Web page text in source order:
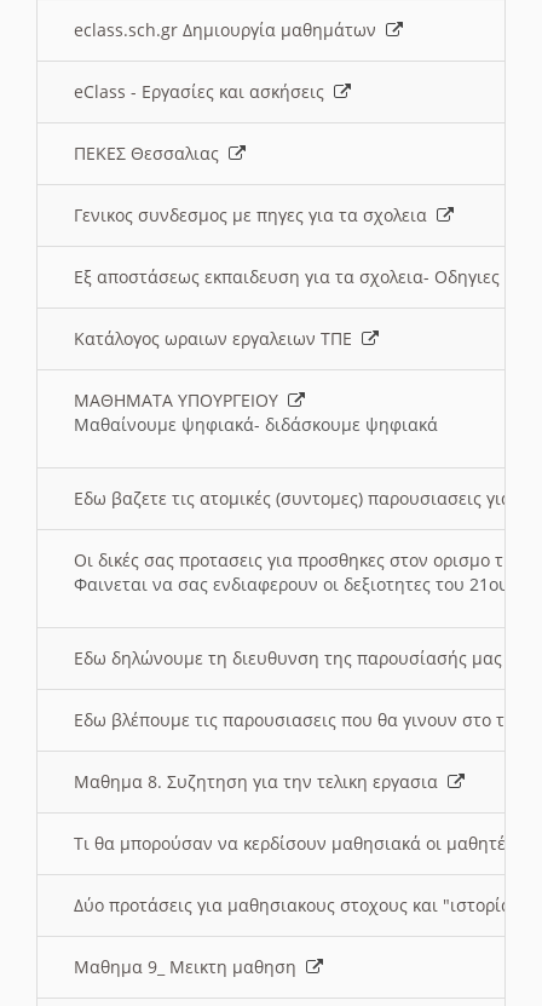
eclass.sch.gr Δημιουργία μαθημάτων
eClass - Εργασίες και ασκήσεις
ΠΕΚΕΣ Θεσσαλιας
Γενικος συνδεσμος με πηγες για τα σχολεια
Εξ αποστάσεως εκπαιδευση για τα σχολεια- Οδηγιες
Κατάλογος ωραιων εργαλειων ΤΠΕ
ΜΑΘΗΜΑΤΑ ΥΠΟΥΡΓΕΙΟΥ
Μαθαίνουμε ψηφιακά- διδάσκουμε ψηφιακά
Εδω βαζετε τις ατομικές (συντομες) παρουσιασεις για
Οι δικές σας προτασεις για προσθηκες στον ορισμο
Φαινεται να σας ενδιαφερουν οι δεξιοτητες του 21ου
Εδω δηλώνουμε τη διευθυνση της παρουσίασής μας
Εδω βλέπουμε τις παρουσιασεις που θα γινουν στο
Μαθημα 8. Συζητηση για την τελικη εργασια
Τι θα μπορούσαν να κερδίσουν μαθησιακά οι μαθητές/
Δύο προτάσεις για μαθησιακους στοχους και "ιστορία"
Μαθημα 9_ Μεικτη μαθηση